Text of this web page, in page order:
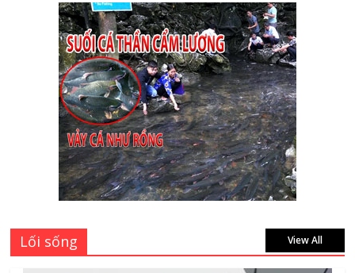
July 16, 2026
Cập nhật mới nhất: Vở học sinh 96 trang
giá bao nhiêu tại 3 đại lý lớn có tiếng ở
Tphcm hiện nay?
July 9, 2026
Bảng giá vách ngăn nhôm kính cửa lùa
Siêu Rẻ mới nhất 2026 – Chất lượng cực
đỉnh
August 7, 2026
Lối sống View All